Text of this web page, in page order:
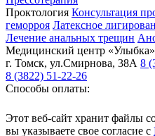
Проктология Консультация
геморроя Латексное
Лечение анальных трещин
Медицинский центр «Улыбка»
г. Томск, ул.Смирнова, 38А 8
8 (3822) 51-22-26
Способы оплаты:
Этот веб-сайт хранит файлы
вы указываете свое согласие с